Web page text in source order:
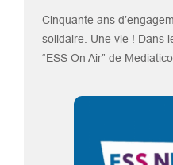
Cinquante ans
solidaire. Une vie ! Dans
“ESS On Air” de